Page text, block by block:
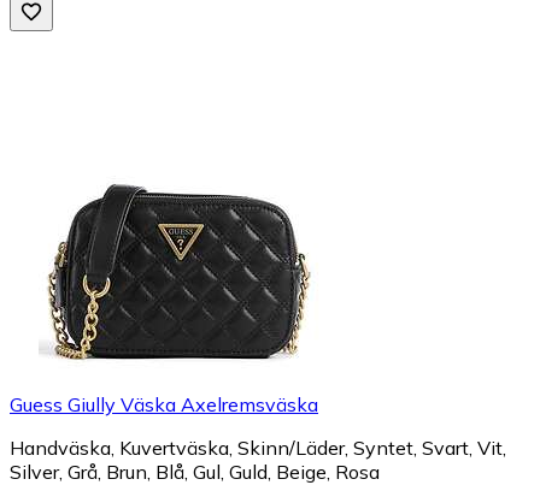
Guess Giully Väska Axelremsväska
Handväska, Kuvertväska, Skinn/Läder, Syntet, Svart, Vit,
Silver, Grå, Brun, Blå, Gul, Guld, Beige, Rosa